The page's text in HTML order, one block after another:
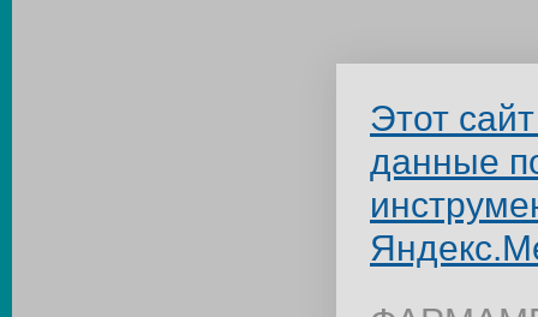
Этот
данные